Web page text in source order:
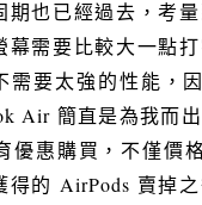
期也已經過去，考
幕需要比較大一點
需要太強的性能，
Air 簡直是為我而
優惠購買，不僅價
得的 AirPods 賣掉